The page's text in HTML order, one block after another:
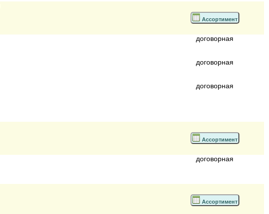
Ассортимент
договорная
договорная
договорная
Ассортимент
договорная
Ассортимент